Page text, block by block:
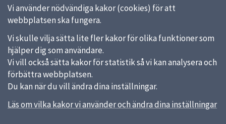
Vi använder nödvändiga kakor (cookies) för att
webbplatsen ska fungera.
Vi skulle vilja sätta lite fler kakor för olika funktioner som
hjälper dig som användare.
Vi vill också sätta kakor för statistik så vi kan analysera och
förbättra webbplatsen.
Du kan när du vill ändra dina inställningar.
Läs om vilka kakor vi använder och ändra dina inställningar